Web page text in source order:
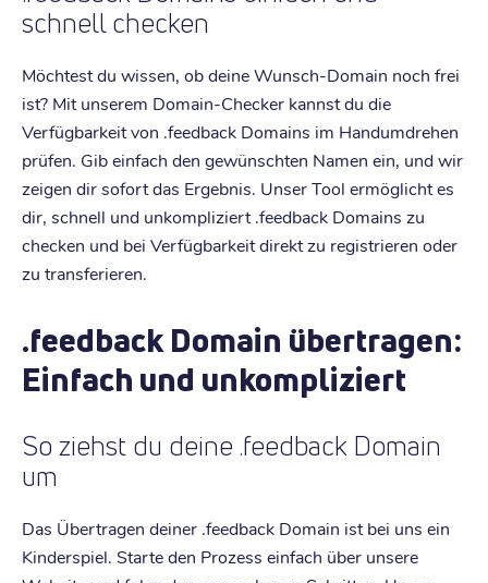
schnell checken
Möchtest du wissen, ob deine Wunsch-Domain noch frei
ist? Mit unserem Domain-Checker kannst du die
Verfügbarkeit von .feedback Domains im Handumdrehen
prüfen. Gib einfach den gewünschten Namen ein, und wir
zeigen dir sofort das Ergebnis. Unser Tool ermöglicht es
dir, schnell und unkompliziert .feedback Domains zu
checken und bei Verfügbarkeit direkt zu registrieren oder
zu transferieren.
.feedback Domain übertragen:
Einfach und unkompliziert
So ziehst du deine .feedback Domain
um
Das Übertragen deiner .feedback Domain ist bei uns ein
Kinderspiel. Starte den Prozess einfach über unsere